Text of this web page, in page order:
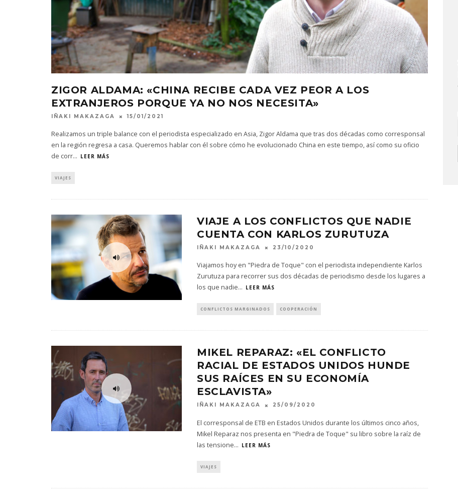
ZIGOR ALDAMA: «CHINA RECIBE CADA VEZ PEOR A LOS
EXTRANJEROS PORQUE YA NO NOS NECESITA»
IÑAKI MAKAZAGA 15/01/2021
Realizamos un triple balance con el periodista especializado en Asia, Zigor Aldama que tras dos décadas como corresponsal
en la región regresa a casa. Queremos hablar con él sobre cómo he evolucionado China en este tiempo, así como su oficio
de corr... LEER MÁS
VIAJES
VIAJE A LOS CONFLICTOS QUE NADIE
CUENTA CON KARLOS ZURUTUZA
IÑAKI MAKAZAGA 23/10/2020
Viajamos hoy en "Piedra de Toque" con el periodista independiente Karlos
Zurutuza para recorrer sus dos décadas de periodismo desde los lugares a
los que nadie... LEER MÁS
CONFLICTOS MARGINADOS COOPERACIÓN
MIKEL REPARAZ: «EL CONFLICTO
RACIAL DE ESTADOS UNIDOS HUNDE
SUS RAÍCES EN SU ECONOMÍA
ESCLAVISTA»
IÑAKI MAKAZAGA 25/09/2020
El corresponsal de ETB en Estados Unidos durante los últimos cinco años,
Mikel Reparaz nos presenta en "Piedra de Toque" su libro sobre la raíz de
las tensione... LEER MÁS
VIAJES